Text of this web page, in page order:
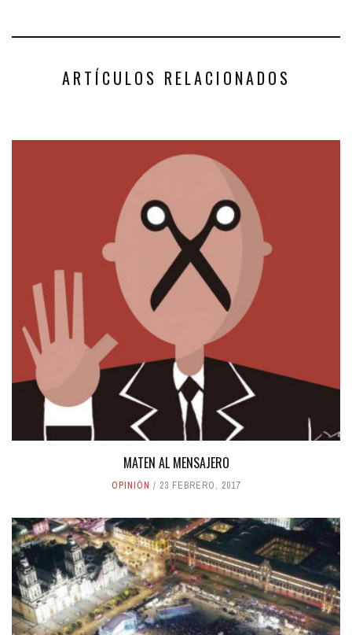
ARTÍCULOS RELACIONADOS
MATEN AL MENSAJERO
OPINIÓN 23 FEBRERO, 2017